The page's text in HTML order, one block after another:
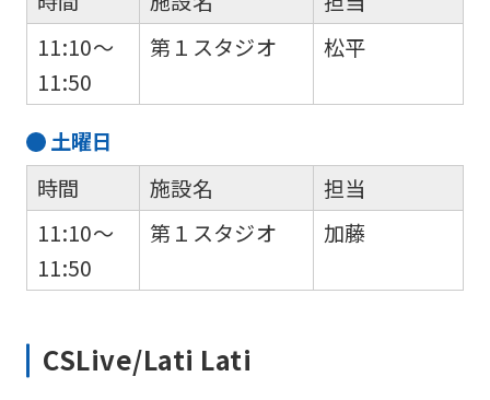
11:10～
11:50
第１スタジオ
松平
土曜日
時間
11:10～
11:50
施設名
第１スタジオ
担当
加藤
CSLive/Lati Lati